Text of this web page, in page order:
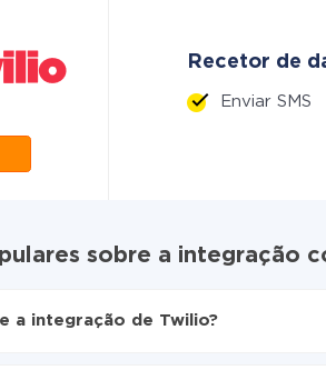
Recetor de
Enviar SMS
sobre a integração
a integração de Twilio?